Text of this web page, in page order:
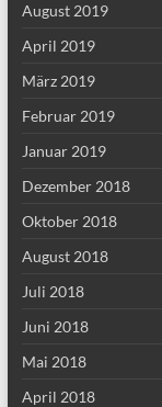
August 2019
April 2019
März 2019
Februar 2019
Januar 2019
Dezember 2018
Oktober 2018
August 2018
Juli 2018
Juni 2018
Mai 2018
April 2018